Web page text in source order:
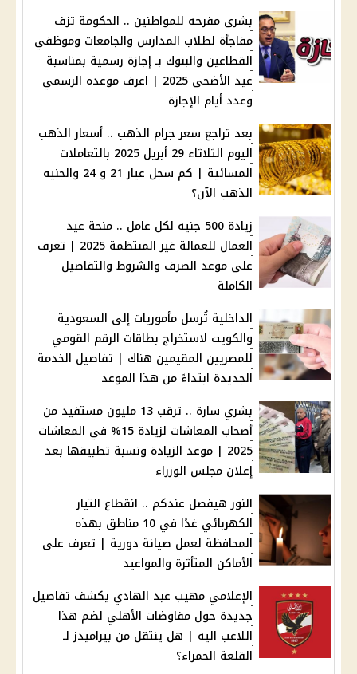
بشرى مفرحه للمواطنين .. الحكومة تزف
مفاجأة لطلاب المدارس والجامعات وموظفي
القطاعين والبنوك بـ إجازة رسمية بمناسبة
عيد الأضحى 2025 | اعرف موعده الرسمي
وعدد أيام الإجازة
بعد تراجع سعر جرام الذهب .. أسعار الذهب
اليوم الثلاثاء 29 أبريل 2025 بالتعاملات
المسائية | كم سجل عيار 21 و 24 والجنيه
الذهب الآن؟
زيادة 500 جنيه لكل عامل .. منحة عيد
العمال للعمالة غير المنتظمة 2025 | تعرف
على موعد الصرف والشروط والتفاصيل
الكاملة
الداخلية تُرسل مأموريات إلى السعودية
والكويت لاستخراج بطاقات الرقم القومي
للمصريين المقيمين هناك | تفاصيل الخدمة
الجديدة ابتداءً من هذا الموعد
بشري سارة .. ترقب 13 مليون مستفيد من
أصحاب المعاشات لزيادة 15% في المعاشات
2025 | موعد الزيادة ونسبة تطبيقها بعد
إعلان مجلس الوزراء
النور هيفصل عندكم .. انقطاع التيار
الكهربائي غدًا في 10 مناطق بهذه
المحافظة لعمل صيانة دورية | تعرف على
الأماكن المتأثرة والمواعيد
الإعلامي مهيب عبد الهادي يكشف تفاصيل
جديدة حول مفاوضات الأهلي لضم هذا
اللاعب اليه | هل ينتقل من بيراميدز لـ
القلعة الحمراء؟